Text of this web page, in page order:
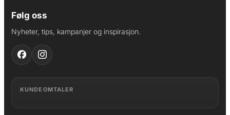
Følg oss
Nyheter, tips, kampanjer og inspirasjon.
KUNDEOMTALER